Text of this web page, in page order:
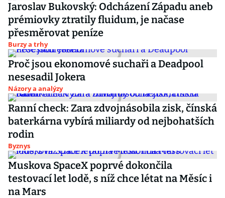
Jaroslav Bukovský: Odcházení Západu aneb
prémiovky ztratily fluidum, je načase
přesměrovat peníze
Burzy a trhy
Proč jsou ekonomové suchaři a Deadpool
nesesadil Jokera
Názory a analýzy
Ranní check: Zara zdvojnásobila zisk, čínská
baterkárna vybírá miliardy od nejbohatších
rodin
Byznys
Muskova SpaceX poprvé dokončila
testovací let lodě, s níž chce létat na Měsíc i
na Mars